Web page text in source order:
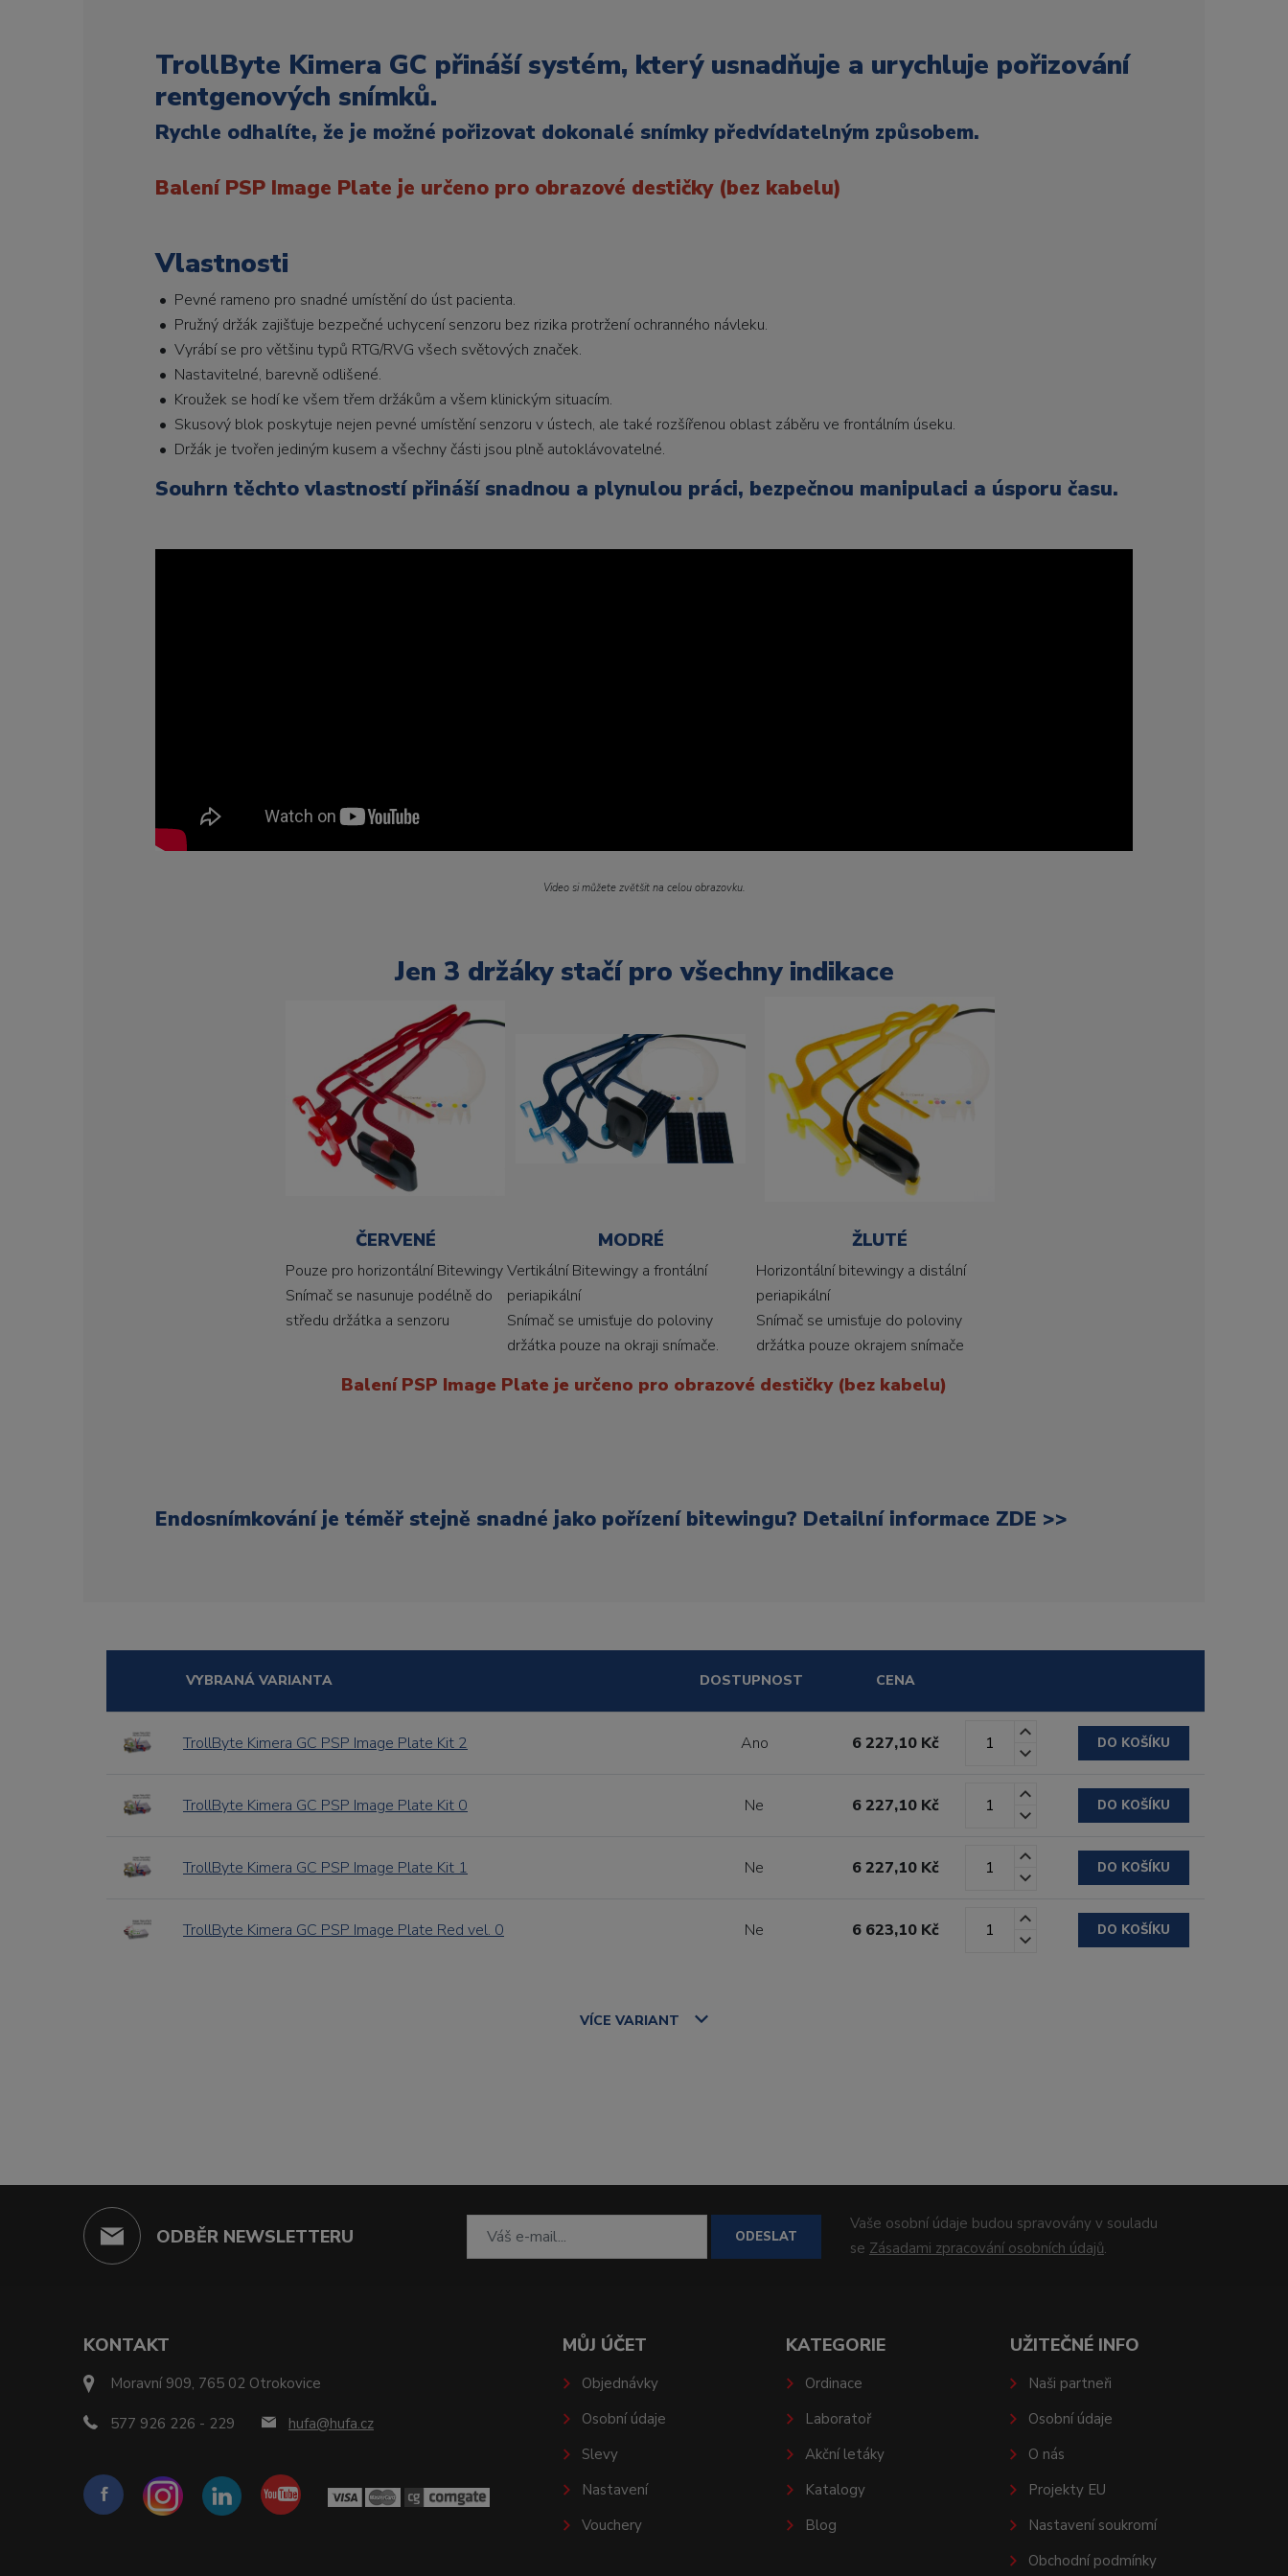
TrollByte Kimera GC přináší systém, který usnadňuje a urychluje pořizování
rentgenových snímků.
Rychle odhalíte, že je možné pořizovat dokonalé snímky předvídatelným způsobem.
Balení PSP Image Plate je určeno pro obrazové destičky (bez kabelu)
Vlastnosti
• Pevné rameno pro snadné umístění do úst pacienta.
• Pružný držák zajišťuje bezpečné uchycení senzoru bez rizika protržení ochranného návleku.
• Vyrábí se pro většinu typů RTG/RVG všech světových značek.
• Nastavitelné, barevně odlišené.
• Kroužek se hodí ke všem třem držákům a všem klinickým situacím.
• Skusový blok poskytuje nejen pevné umístění senzoru v ústech, ale také rozšířenou oblast záběru ve frontálním úseku.
• Držák je tvořen jediným kusem a všechny části jsou plně autoklávovatelné.
Souhrn těchto vlastností přináší snadnou a plynulou práci, bezpečnou manipulaci a úsporu času.
Video si můžete zvětšit na celou obrazovku.
Jen 3 držáky stačí pro všechny indikace
ČERVENÉ
Pouze pro horizontální Bitewingy
Snímač se nasunuje podélně do
středu držátka a senzoru
MODRÉ
Vertikální Bitewingy a frontální
periapikální
Snímač se umisťuje do poloviny
držátka pouze na okraji snímače.
ŽLUTÉ
Horizontální bitewingy a distální
periapikální
Snímač se umisťuje do poloviny
držátka pouze okrajem snímače
Balení PSP Image Plate je určeno pro obrazové destičky (bez kabelu)
Endosnímkování je téměř stejně snadné jako pořízení bitewingu? Detailní informace ZDE >>
VYBRANÁ VARIANTA DOSTUPNOST CENA
TrollByte Kimera GC PSP Image Plate Kit 2 Ano 6 227,10 Kč DO KOŠÍKU
TrollByte Kimera GC PSP Image Plate Kit 0 Ne 6 227,10 Kč DO KOŠÍKU
TrollByte Kimera GC PSP Image Plate Kit 1 Ne 6 227,10 Kč DO KOŠÍKU
TrollByte Kimera GC PSP Image Plate Red vel. 0 Ne 6 623,10 Kč DO KOŠÍKU
VÍCE VARIANT
ODBĚR NEWSLETTERU ODESLAT
Vaše osobní údaje budou spravovány v souladu
se Zásadami zpracování osobních údajů.
KONTAKT
Moravní 909, 765 02 Otrokovice
577 926 226 - 229 hufa@hufa.cz
MŮJ ÚČET
Objednávky
Osobní údaje
Slevy
Nastavení
Vouchery
KATEGORIE
Ordinace
Laboratoř
Akční letáky
Katalogy
Blog
UŽITEČNÉ INFO
Naši partneři
Osobní údaje
O nás
Projekty EU
Nastavení soukromí
Obchodní podmínky